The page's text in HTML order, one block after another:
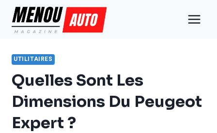
Aller
contenu
UTILITAIRES
Quelles Sont Les
Dimensions Du Peugeot
Expert ?